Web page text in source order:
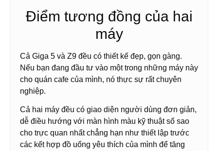
Điểm tương đồng của hai
máy
Cả Giga 5 và Z9 đều có thiết kế đẹp, gọn gàng.
Nếu bạn đang đầu tư vào một trong những máy này
cho quán cafe của mình, nó thực sự rất chuyên
nghiệp.
Cả hai máy đều có giao diện người dùng đơn giản,
dễ điều hướng với màn hình màu kỹ thuật số sao
cho trực quan nhất chẳng hạn như thiết lập trước
các kết hợp đồ uống yêu thích của mình để tăng